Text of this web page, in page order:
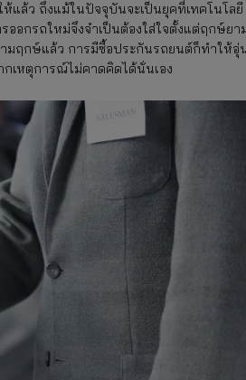
แล้ว ถึงแม้ในปัจจุบันจะเป็นยุคที่เทคโนโลยี
อกรถใหม่จึงจำเป็นต้องใส่ใจตั้งแต่ฤกษ์ยา
ามฤกษ์แล้ว การมีซื้อประกันรถยนต์ก็ทำให้อุ่
เหตุการณ์ไม่คาดคิดได้นั่นเอง